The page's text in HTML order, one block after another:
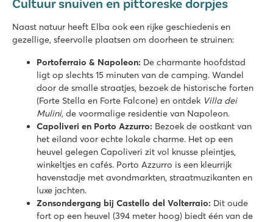
Naast natuur heeft Elba ook een rijke geschiedenis en
gezellige, sfeervolle plaatsen om doorheen te struinen:
Portoferraio & Napoleon: De charmante hoofdstad
ligt op slechts 15 minuten van de camping. Wandel
door de smalle straatjes, bezoek de historische forten
(Forte Stella en Forte Falcone) en ontdek Villa dei
Mulini, de voormalige residentie van Napoleon.
Capoliveri en Porto Azzurro: Bezoek de oostkant van
het eiland voor echte lokale charme. Het op een
heuvel gelegen Capoliveri zit vol knusse pleintjes,
winkeltjes en cafés. Porto Azzurro is een kleurrijk
havenstadje met avondmarkten, straatmuzikanten en
luxe jachten.
Zonsondergang bij Castello del Volterraio: Dit oude
fort op een heuvel (394 meter hoog) biedt één van de